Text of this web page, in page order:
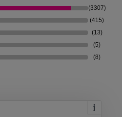
(3307)
(415)
(13)
(5)
(8)